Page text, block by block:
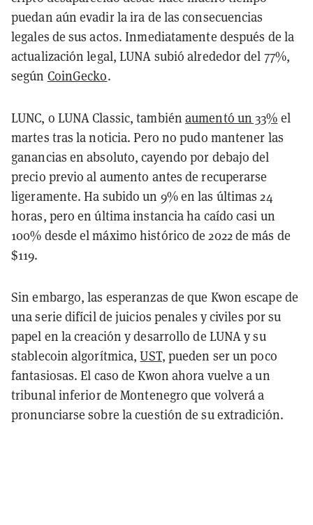
puedan aún evadir la ira de las consecuencias
legales de sus actos. Inmediatamente después de la
actualización legal, LUNA subió alrededor del 77%,
según CoinGecko.
LUNC, o LUNA Classic, tambiénaumentó un 33% el
martes tras la noticia. Pero no pudo mantener las
ganancias en absoluto, cayendo por debajo del
precio previo al aumento antes de recuperarse
ligeramente. Ha subido un 9% en las últimas 24
horas, pero en última instancia ha caído casi un
100% desde el máximo histórico de 2022 de más de
$119.
Sin embargo, las esperanzas de que Kwon escape de
una serie difícil de juicios penales y civiles por su
papel en la creación y desarrollo de LUNA y su
stablecoin algorítmica,UST, pueden ser un poco
fantasiosas. El caso de Kwon ahora vuelve a un
tribunal inferior de Montenegro que volverá a
pronunciarse sobre la cuestión de su extradición.